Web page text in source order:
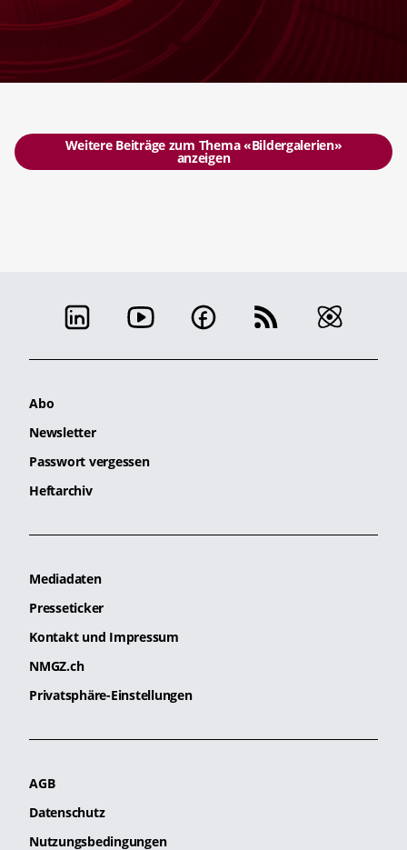
Weitere Beiträge zum Thema «Bildergalerien»
anzeigen
Abo
Newsletter
Passwort vergessen
Heftarchiv
Mediadaten
Presseticker
Kontakt und Impressum
NMGZ.ch
Privatsphäre-Einstellungen
AGB
Datenschutz
Nutzungsbedingungen